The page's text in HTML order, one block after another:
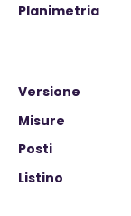
Planimetria
Versione
Misure
Posti
Listino